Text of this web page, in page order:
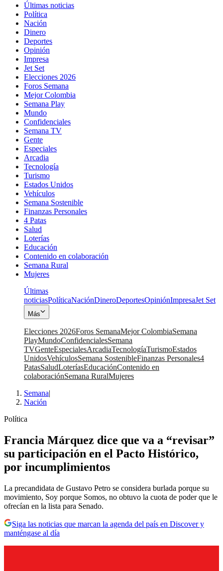
Últimas noticias
Política
Nación
Dinero
Deportes
Opinión
Impresa
Jet Set
Elecciones 2026
Foros Semana
Mejor Colombia
Semana Play
Mundo
Confidenciales
Semana TV
Gente
Especiales
Arcadia
Tecnología
Turismo
Estados Unidos
Vehículos
Semana Sostenible
Finanzas Personales
4 Patas
Salud
Loterías
Educación
Contenido en colaboración
Semana Rural
Mujeres
Últimas
noticiasPolíticaNaciónDineroDeportesOpiniónImpresaJet Set
Más
Elecciones 2026Foros SemanaMejor ColombiaSemana
PlayMundoConfidencialesSemana
TVGenteEspecialesArcadiaTecnologíaTurismoEstados
UnidosVehículosSemana SostenibleFinanzas Personales4
PatasSaludLoteríasEducaciónContenido en
colaboraciónSemana RuralMujeres
Semana|
Nación
Política
Francia Márquez dice que va a “revisar”
su participación en el Pacto Histórico,
por incumplimientos
La precandidata de Gustavo Petro se considera burlada porque su
movimiento, Soy porque Somos, no obtuvo la cuota de poder que le
ofrecían en la lista para Senado.
Siga las noticias que marcan la agenda del país en Discover y
manténgase al día